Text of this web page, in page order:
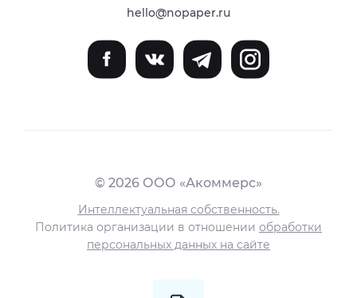
hello@nopaper.ru
© 2026 ООО «Акоммерс»
Интеллектуальная собственность.
Политика организации в отношении обработки
персональных данных на сайте